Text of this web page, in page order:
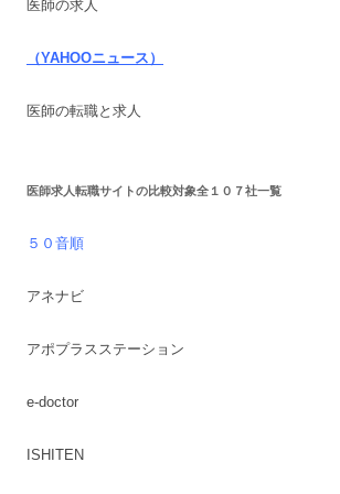
医師の求人
（YAHOOニュース）
医師の転職と求人
医師求人転職サイトの比較対象全１０７社一覧
５０音順
アネナビ
アポプラスステーション
e-doctor
ISHITEN